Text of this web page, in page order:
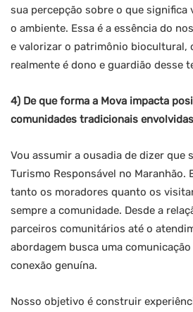
sua percepção sobre o que significa
o ambiente. Essa é a essência do
e valorizar o patrimônio biocultural,
realmente é dono e guardião desse
4) De que forma a Mova impacta
comunidades tradicionais
Vou assumir a ousadia de dizer que
Turismo Responsável no Maranhão.
tanto os moradores quanto os
sempre a comunidade. Desde a
parceiros comunitários até o
abordagem busca uma
conexão genuína.
Nosso objetivo é construir